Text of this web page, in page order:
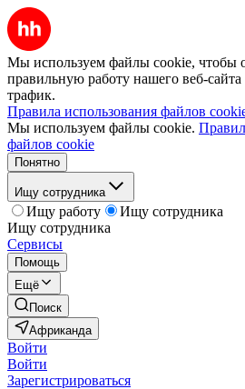
Мы используем файлы cookie, чтобы
правильную работу нашего веб-сайта
трафик.
Правила использования файлов
Мы используем файлы cookie.
файлов cookie
Понятно
Ищу сотрудника
Ищу работу
Ищу сотрудника
Ищу сотрудника
Сервисы
Помощь
Ещё
Поиск
Африканда
Войти
Войти
Зарегистрироваться